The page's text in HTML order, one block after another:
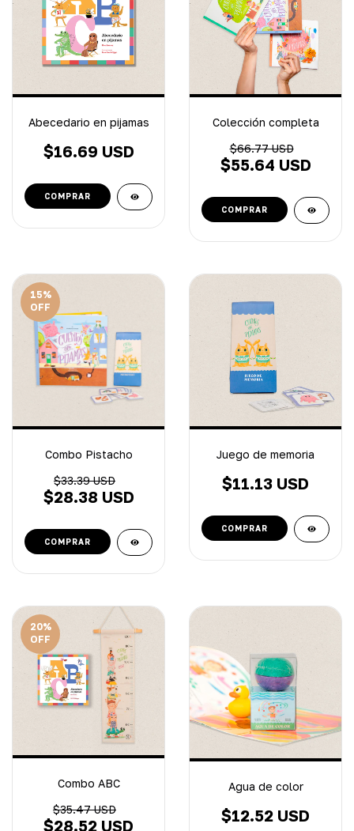
Abecedario en pijamas
$16.69 USD
Colección completa
$66.77 USD
$55.64 USD
15%
OFF
Combo Pistacho
$33.39 USD
$28.38 USD
Juego de memoria
$11.13 USD
20%
OFF
Combo ABC
$35.47 USD
$28.52 USD
Agua de color
$12.52 USD